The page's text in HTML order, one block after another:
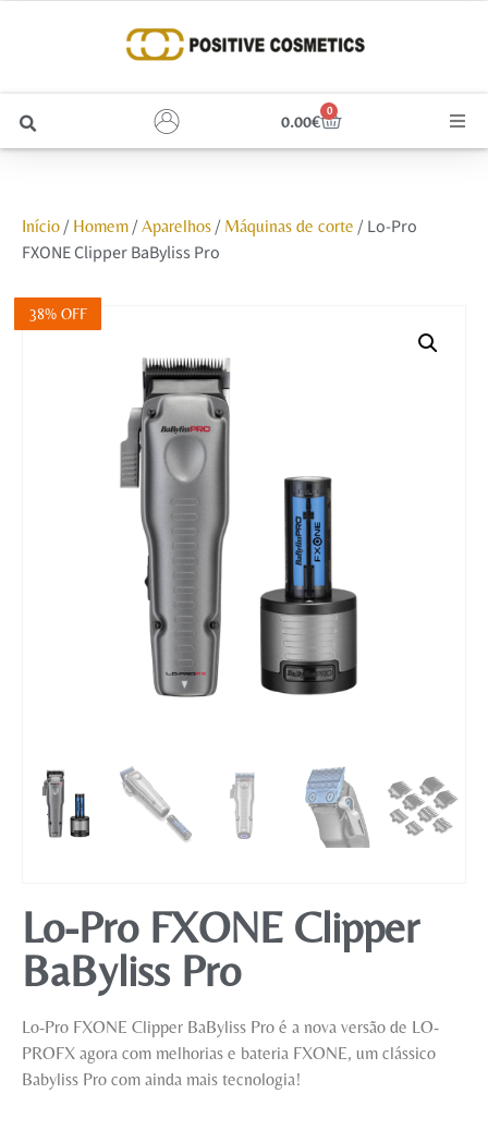
0.00€
0
Unhas
Início/ Homem/ Aparelhos/ Máquinas de corte / Lo-Pro
FXONE Clipper BaByliss Pro
38% OFF
Lo-Pro FXONE Clipper
BaByliss Pro
Lo-Pro FXONE Clipper BaByliss Pro é a nova versão de LO-
PROFX agora com melhorias e bateria FXONE, um clássico
Babyliss Pro com ainda mais tecnologia!